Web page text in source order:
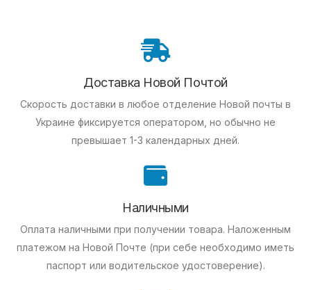
Доставка Новой Почтой
Скорость доставки в любое отделение Новой почты в
Украине фиксируется оператором, но обычно не
превышает 1-3 календарных дней.
Наличными
Оплата наличными при получении товара. Наложенным
платежом на Новой Почте (при себе необходимо иметь
паспорт или водительское удостоверение).